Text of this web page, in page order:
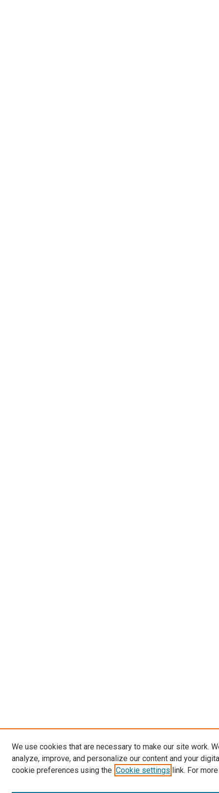
We use cookies that are necessary to make our site work.
analyze, improve, and personalize our content and your
cookie preferences using the Cookie settings link. For